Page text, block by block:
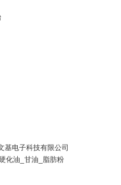
基电子科技有限公司
化油_甘油_脂肪粉